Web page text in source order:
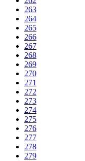
263
264
265
266
267
268
269
270
271
272
273
274
275
276
277
278
279